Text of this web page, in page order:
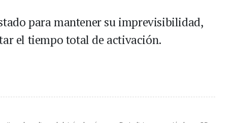
para mantener su imprevisibilidad,
el tiempo total de activación.